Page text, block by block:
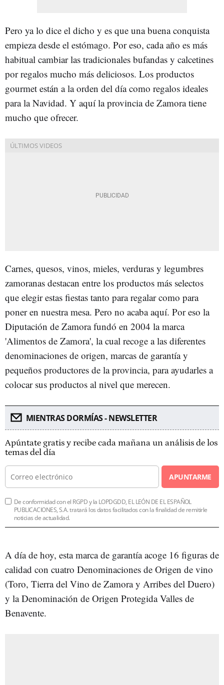
Pero ya lo dice el dicho y es que una buena conquista
empieza desde el estómago. Por eso, cada año es más
habitual cambiar las tradicionales bufandas y calcetines
por regalos mucho más deliciosos. Los productos
gourmet están a la orden del día como regalos ideales
para la Navidad. Y aquí la provincia de Zamora tiene
mucho que ofrecer.
Carnes, quesos, vinos, mieles, verduras y legumbres
zamoranas destacan entre los productos más selectos
que elegir estas fiestas tanto para regalar como para
poner en nuestra mesa. Pero no acaba aquí. Por eso la
Diputación de Zamora fundó en 2004 la marca
'Alimentos de Zamora', la cual recoge a las diferentes
denominaciones de origen, marcas de garantía y
pequeños productores de la provincia, para ayudarles a
colocar sus productos al nivel que merecen.
MIENTRAS DORMÍAS - NEWSLETTER
Apúntate gratis y recibe cada mañana un análisis de los
temas del día
APUNTARME
De conformidad con el RGPD y la LOPDGDD, EL LEÓN DE EL ESPAÑOL
PUBLICACIONES, S.A. tratará los datos facilitados con la finalidad de remitirle
noticias de actualidad.
A día de hoy, esta marca de garantía acoge 16 figuras de
calidad con cuatro Denominaciones de Origen de vino
(Toro, Tierra del Vino de Zamora y Arribes del Duero)
y la Denominación de Origen Protegida Valles de
Benavente.